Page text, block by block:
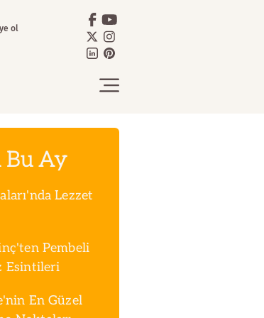
ol
Bu Ay
Lezzet
Pembeli
Esintileri
En Güzel